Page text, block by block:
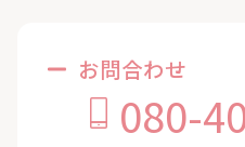
お問合わせ
080-